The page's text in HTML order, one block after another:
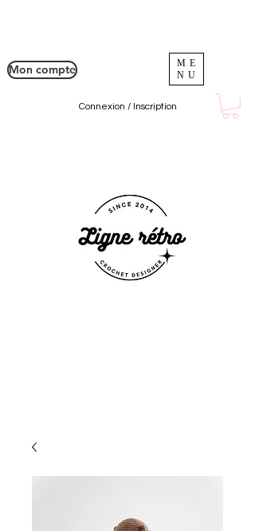
Mon compte
Connexion / Inscription
ME
NU